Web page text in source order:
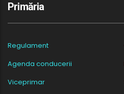
Primăria
Regulament
Agenda conducerii
Viceprimar